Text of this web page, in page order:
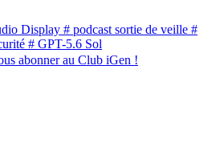
Display # podcast sortie de veille #
# GPT-5.6 Sol
abonner au Club iGen !